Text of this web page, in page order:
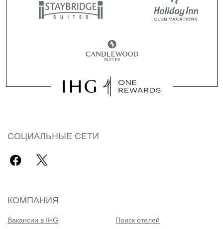
СОЦИАЛЬНЫЕ СЕТИ
КОМПАНИЯ
Вакансии в IHG
Поиск отелей